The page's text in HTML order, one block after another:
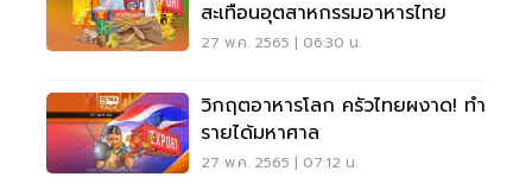
สะเทือนอุตสาหกรรมอาหารไทย
27 พ.ค. 2565 | 06:30 น.
วิกฤตอาหารโลก ครัวไทยผงาด! ทำ
รายได้มหาศาล
27 พ.ค. 2565 | 07:12 น.